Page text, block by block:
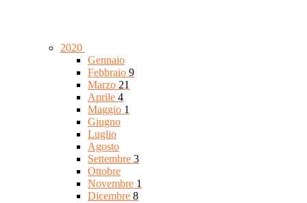
2020
Gennaio
Febbraio 9
Marzo 21
Aprile 4
Maggio 1
Giugno
Luglio
Agosto
Settembre 3
Ottobre
Novembre 1
Dicembre 8